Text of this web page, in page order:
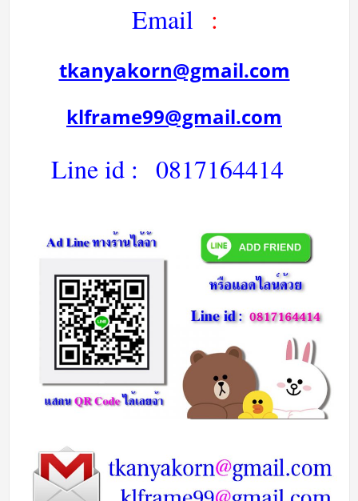
Email
:
tkanyakorn@gmail.com
klframe99@gmail.com
Line id : 0817164414